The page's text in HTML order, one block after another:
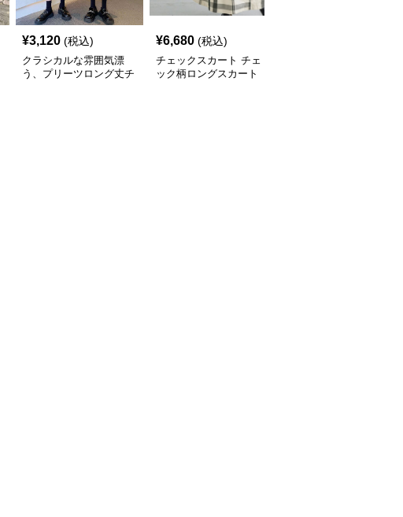
¥3,120 (税込)
クラシカルな雰囲気漂
う、プリーツロング丈チ
¥6,680 (税込)
チェックスカート チェ
ック柄ロングスカート